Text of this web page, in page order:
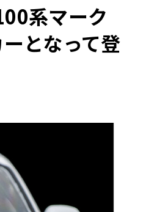
ー
アバルト
ティ
アストン・マーティン
タログ
EV:LIFE KOBE 2025
ル・ボラン カーズ・ミート2025横浜
系マーク
となって登